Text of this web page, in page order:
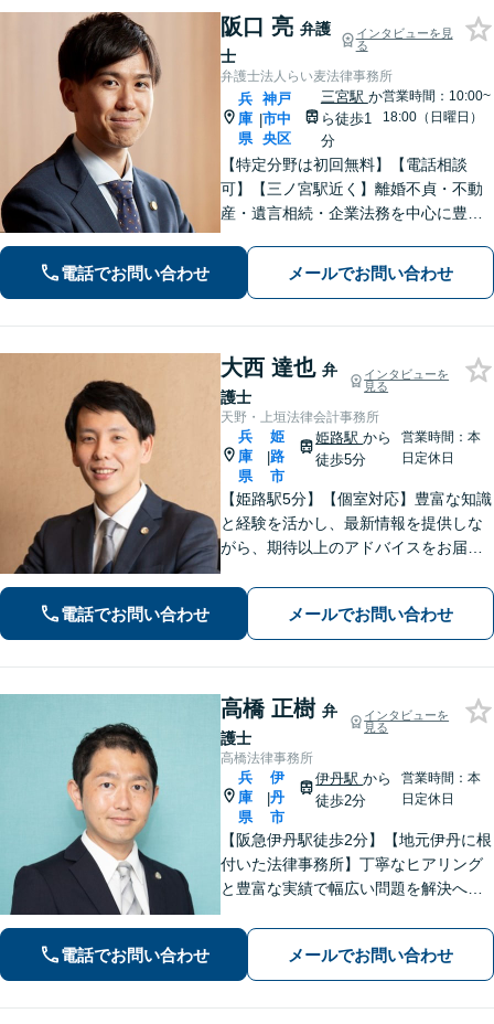
阪口 亮 弁護
士
インタビューを見
る
弁護士法人らい麦法律事務所
兵
庫
県
|
神戸
市中
央区
三宮駅 か
ら徒歩1
分
営業時間：10:00~
18:00（日曜日）
【特定分野は初回無料】【電話相談
可】【三ノ宮駅近く】離婚不貞・不動
産・遺言相続・企業法務を中心に豊富
ために」をモットーに、高い専門性を
もって最善の解決を実現します。お気
電話でお問い合わせ メールでお問い合わせ
大西 達也 弁
護士
インタビューを
見る
天野・上垣法律会計事務所
兵
庫
県
|
姫
路
市
姫路駅から
徒歩5分
営業時間：本
日定休日
【姫路駅5分】【個室対応】豊富な知識
と経験を活かし、最新情報を提供しな
がら、期待以上のアドバイスをお届け
ンを大切にし、信頼関係を築きながら
課題解決に全力を尽くします。
電話でお問い合わせ メールでお問い合わせ
高橋 正樹 弁
護士
インタビューを
見る
高橋法律事務所
兵
庫
県
|
伊
丹
市
伊丹駅から
徒歩2分
営業時間：本
日定休日
【阪急伊丹駅徒歩2分】【地元伊丹に根
付いた法律事務所】丁寧なヒアリング
と豊富な実績で幅広い問題を解決へ導
請求／面会交流など【相続・遺言】相
続放棄／遺産分割調停など【電話・メ
ール相談初回無料】【休日夜間対応
可】
電話でお問い合わせ メールでお問い合わせ